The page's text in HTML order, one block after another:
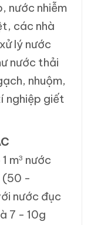
nước nhiễm
các nhà
lý nước
nước thải
nhuộm,
nghiệp giết
m3 nước
(50 -
nước đục
7 - 10g